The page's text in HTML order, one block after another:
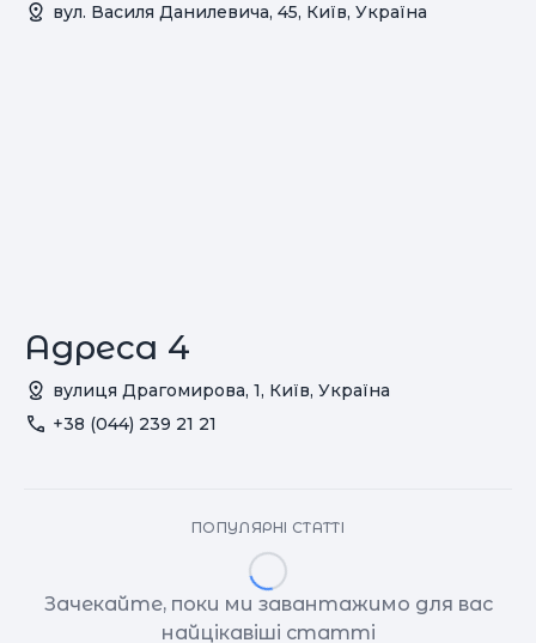
вул. Василя Данилевича, 45, Київ, Україна
Адреса 4
вулиця Драгомирова, 1, Київ, Україна
+38 (044) 239 21 21
ПОПУЛЯРНІ СТАТТІ
Зачекайте, поки ми завантажимо для вас
найцікавіші статті